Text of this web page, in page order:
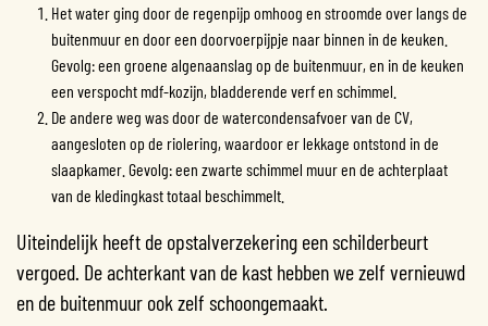
Het water ging door de regenpijp omhoog en stroomde over langs de
buitenmuur en door een doorvoerpijpje naar binnen in de keuken.
Gevolg: een groene algenaanslag op de buitenmuur, en in de keuken
een verspocht mdf-kozijn, bladderende verf en schimmel.
De andere weg was door de watercondensafvoer van de CV,
aangesloten op de riolering, waardoor er lekkage ontstond in de
slaapkamer. Gevolg: een zwarte schimmel muur en de achterplaat
van de kledingkast totaal beschimmelt.
Uiteindelijk heeft de opstalverzekering een schilderbeurt
vergoed. De achterkant van de kast hebben we zelf vernieuwd
en de buitenmuur ook zelf schoongemaakt.